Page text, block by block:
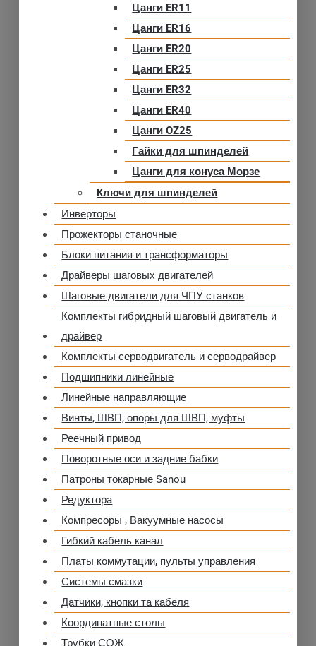
Цанги ER11
Цанги ER16
Цанги ER20
Цанги ER25
Цанги ER32
Цанги ER40
Цанги OZ25
Гайки для шпинделей
Цанги для конуса Морзе
Ключи для шпинделей
Инверторы
Прожекторы станочные
Блоки питания и трансформаторы
Драйверы шаговых двигателей
Шаговые двигатели для ЧПУ станков
Комплекты гибридный шаговый двигатель и
драйвер
Комплекты серводвигатель и серводрайвер
Подшипники линейные
Линейные направляющие
Винты, ШВП, опоры для ШВП, муфты
Реечный привод
Поворотные оси и задние бабки
Патроны токарные Sanou
Редуктора
Компресоры , Вакуумные насосы
Гибкий кабель канал
Платы коммутации, пульты управления
Системы смазки
Датчики, кнопки та кабеля
Координатные столы
Трубки СОЖ